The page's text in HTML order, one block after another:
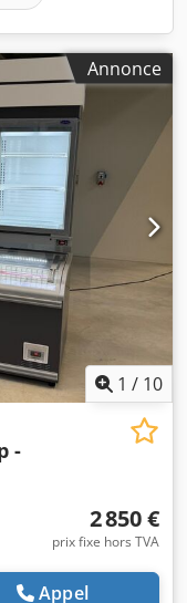
Annonce
1 / 10
-
2 850 €
prix fixe hors TVA
Appel